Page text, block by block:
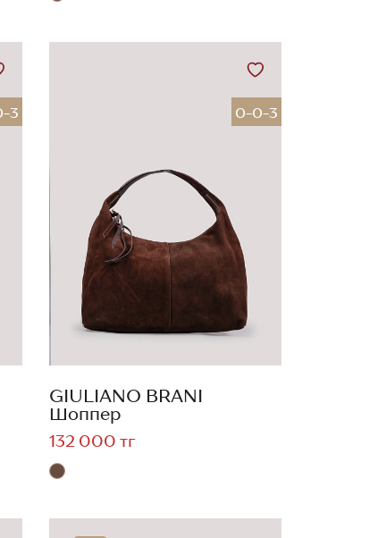
3 0-0-3
GIULIANO BRANI
Шоппер
132 000 тг